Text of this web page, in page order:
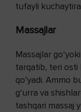
tufayli
Massajlar
Massajlar
tarqatib, teri osti
qo‘yadi. Ammo
g‘urra va
tashqari massaj